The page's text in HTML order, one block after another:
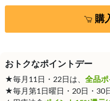
購
おトクなポイントデー
★毎月11日・22日は、 全品ポ
★毎月第1日曜日・20日・30